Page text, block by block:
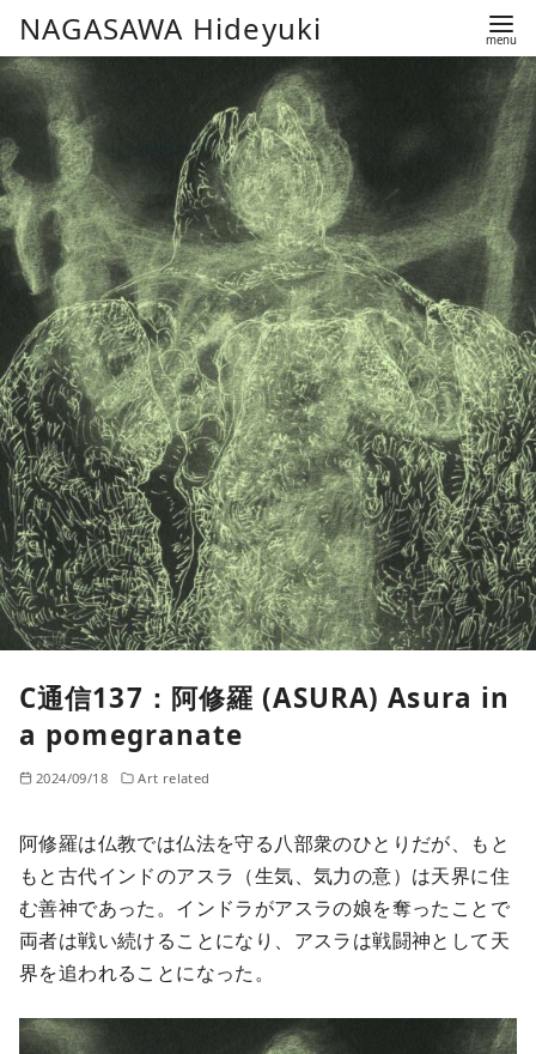
テ
ツ
へ
移
動
NAGASAWA Hideyuki
C通信137：阿修羅 (ASURA) Asura in
a pomegranate
2024/09/18 Art related
阿修羅は仏教では仏法を守る八部衆のひとりだが、もと
もと古代インドのアスラ（生気、気力の意）は天界に住
む善神であった。インドラがアスラの娘を奪ったことで
両者は戦い続けることになり、アスラは戦闘神として天
界を追われることになった。